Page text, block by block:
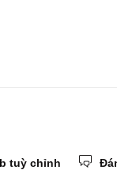
tuỳ chỉnh